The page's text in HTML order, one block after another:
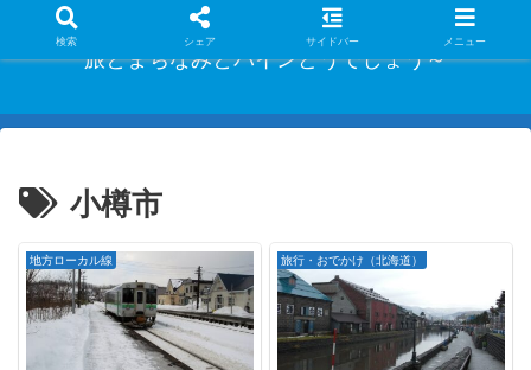
旅とまちなみとパインどうでしょう～
小樽市
地方ローカル線 旅行・おでかけ（北海道）
検索 シェア サイドバー メニュー